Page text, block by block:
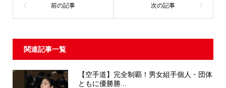
関連記事一覧
【空手道】完全制覇！男女組手個人・団体
ともに優勝勝...